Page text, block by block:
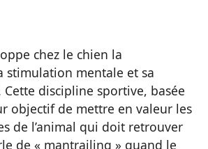
chez le chien la
stimulation mentale et sa
discipline sportive, basée
objectif de mettre en valeur les
de l’animal qui doit retrouver
de « mantrailing » quand le